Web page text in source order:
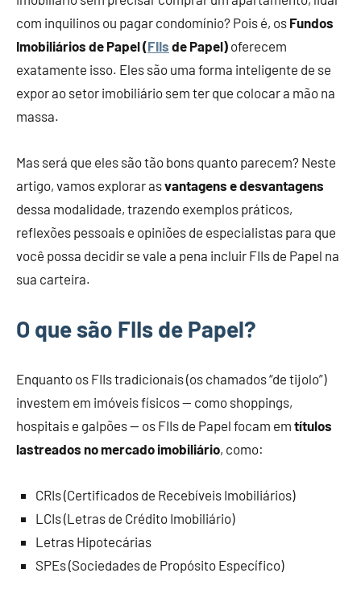
com inquilinos ou pagar condomínio? Pois é, os Fundos
Imobiliários de Papel (FIIs de Papel) oferecem
exatamente isso. Eles são uma forma inteligente de se
expor ao setor imobiliário sem ter que colocar a mão na
massa.
Mas será que eles são tão bons quanto parecem? Neste
artigo, vamos explorar asvantagens e desvantagens
dessa modalidade, trazendo exemplos práticos,
reflexões pessoais e opiniões de especialistas para que
você possa decidir se vale a pena incluir FIIs de Papel na
sua carteira.
O que são FIIs de Papel?
Enquanto os FIIs tradicionais (os chamados “de tijolo”)
investem em imóveis físicos — como shoppings,
hospitais e galpões — os FIIs de Papel focam em títulos
lastreados no mercado imobiliário, como:
CRIs (Certificados de Recebíveis Imobiliários)
LCIs (Letras de Crédito Imobiliário)
Letras Hipotecárias
SPEs (Sociedades de Propósito Específico)